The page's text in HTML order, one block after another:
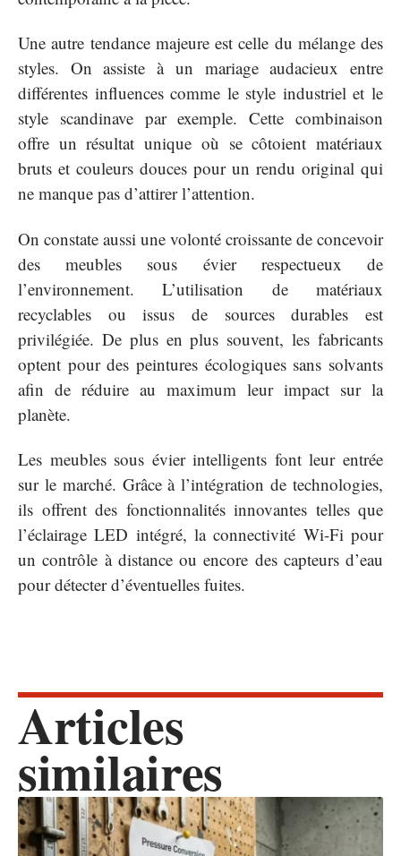
Une autre tendance majeure est celle du mélange des
styles. On assiste à un mariage audacieux entre
différentes influences comme le style industriel et le
style scandinave par exemple. Cette combinaison
offre un résultat unique où se côtoient matériaux
bruts et couleurs douces pour un rendu original qui
ne manque pas d’attirer l’attention.
On constate aussi une volonté croissante de concevoir
des meubles sous évier respectueux de
l’environnement. L’utilisation de matériaux
recyclables ou issus de sources durables est
privilégiée. De plus en plus souvent, les fabricants
optent pour des peintures écologiques sans solvants
afin de réduire au maximum leur impact sur la
planète.
Les meubles sous évier intelligents font leur entrée
sur le marché. Grâce à l’intégration de technologies,
ils offrent des fonctionnalités innovantes telles que
l’éclairage LED intégré, la connectivité Wi-Fi pour
un contrôle à distance ou encore des capteurs d’eau
pour détecter d’éventuelles fuites.
Articles
similaires